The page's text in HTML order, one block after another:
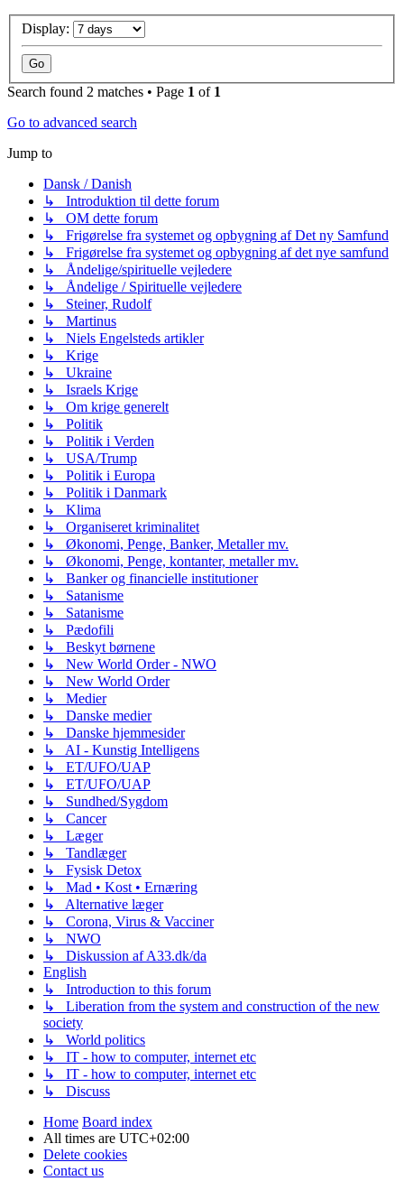
Display:
Search found 2 matches • Page 1 of 1
Go to advanced search
Jump to
Dansk / Danish
↳ Introduktion til dette forum
↳ OM dette forum
↳ Frigørelse fra systemet og opbygning af Det ny Samfund
↳ Frigørelse fra systemet og opbygning af det nye samfund
↳ Åndelige/spirituelle vejledere
↳ Åndelige / Spirituelle vejledere
↳ Steiner, Rudolf
↳ Martinus
↳ Niels Engelsteds artikler
↳ Krige
↳ Ukraine
↳ Israels Krige
↳ Om krige generelt
↳ Politik
↳ Politik i Verden
↳ USA/Trump
↳ Politik i Europa
↳ Politik i Danmark
↳ Klima
↳ Organiseret kriminalitet
↳ Økonomi, Penge, Banker, Metaller mv.
↳ Økonomi, Penge, kontanter, metaller mv.
↳ Banker og financielle institutioner
↳ Satanisme
↳ Satanisme
↳ Pædofili
↳ Beskyt børnene
↳ New World Order - NWO
↳ New World Order
↳ Medier
↳ Danske medier
↳ Danske hjemmesider
↳ AI - Kunstig Intelligens
↳ ET/UFO/UAP
↳ ET/UFO/UAP
↳ Sundhed/Sygdom
↳ Cancer
↳ Læger
↳ Tandlæger
↳ Fysisk Detox
↳ Mad • Kost • Ernæring
↳ Alternative læger
↳ Corona, Virus & Vacciner
↳ NWO
↳ Diskussion af A33.dk/da
English
↳ Introduction to this forum
↳ Liberation from the system and construction of the new
society
↳ World politics
↳ IT - how to computer, internet etc
↳ IT - how to computer, internet etc
↳ Discuss
Home Board index
All times are UTC+02:00
Delete cookies
Contact us